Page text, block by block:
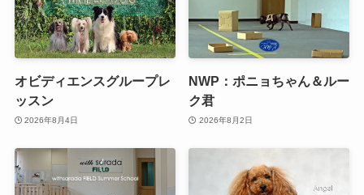
オビディエンスグループレ
ッスン
2026年8月4日
NWP：ポニョちゃん＆ルー
ク君
2026年8月2日